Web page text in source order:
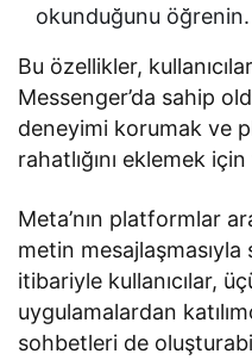
okunduğunu öğrenin.
Bu özellikler,
Messenger’da sahip
deneyimi korumak ve
rahatlığını eklemek
Meta’nın platformlar
metin mesajlaşmasıyla
itibariyle kullanıcılar,
uygulamalardan
sohbetleri de